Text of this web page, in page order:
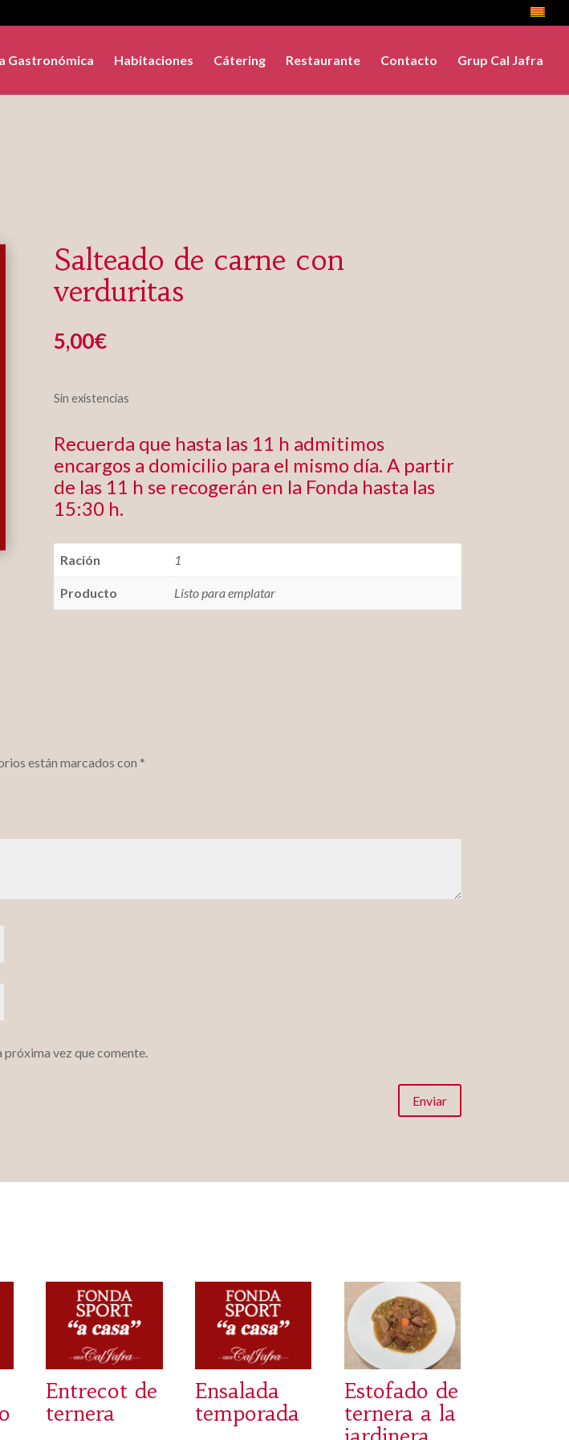
Gastronómica Habitaciones Cátering Restaurante Contacto Grup Cal Jafra
Salteado de carne con
verduritas
5,00€
Sin existencias
Recuerda que hasta las 11 h admitimos
encargos a domicilio para el mismo día. A partir
de las 11 h se recogerán en la Fonda hasta las
15:30 h.
Ración 1
Producto Listo para emplatar
están marcados con *
vez que comente.
Enviar
Entrecot de
ternera
Ensalada
temporada
Estofado de
ternera a la